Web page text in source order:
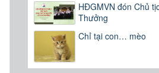
HĐGMVN đón Chủ
Thưởng
Chỉ tại con… mèo